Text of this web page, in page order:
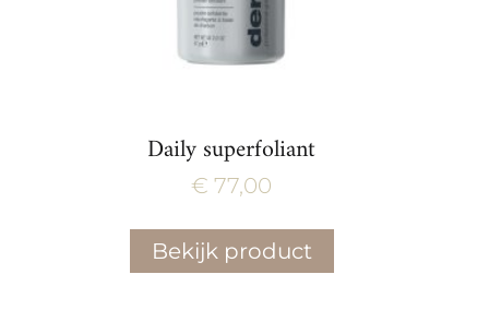
Daily superfoliant
€ 77,00
Bekijk product